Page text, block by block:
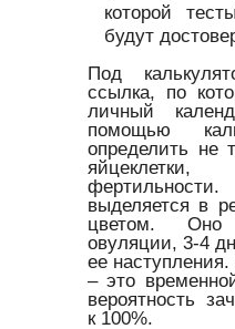
которой
будут
Под
ссылка, по
личный
помощью
определить не
выделяется в
цветом. Оно
овуляции, 3-4
ее
– это
вероятность
к 100%.